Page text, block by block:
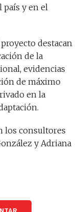
y en el
destacan
de la
evidencias
de máximo
en la
los consultores
y Adriana